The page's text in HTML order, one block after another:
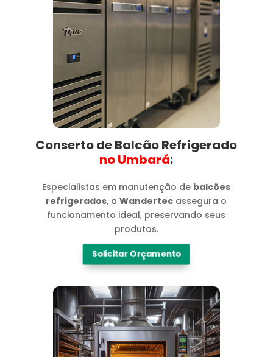
Conserto de Balcão Refrigerado
no Umbará​:
Especialistas em manutenção de balcões
refrigerados, aWandertec assegura o
funcionamento ideal, preservando seus
produtos.
Solicitar Orçamento